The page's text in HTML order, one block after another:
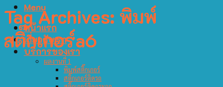
Menu
หน้าแรก
เกี่ยวกับเรา
บริการของเรา
ผลงานที่ 1
พิมพ์สติ๊กเกอร์
สติ๊กเกอร์ติดรถ
Tag Archives: พิมพ์
สติ๊กเกอร์a6